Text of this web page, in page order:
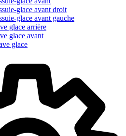
glace avant droit
glace avant gauche
glace arrière
glace avant
glace